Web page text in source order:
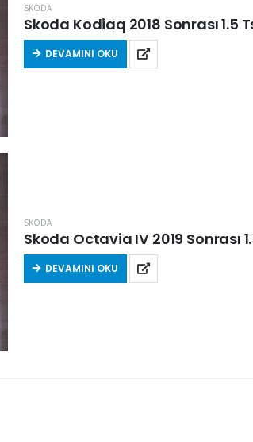
SKODA
Skoda Kodiaq 2018 Sonrası 1.5
DEVAMINI OKU
SKODA
Skoda Octavia IV 2019 Sonrası
DEVAMINI OKU